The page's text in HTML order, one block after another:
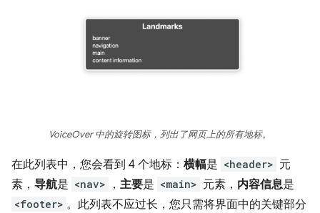
VoiceOver 中的旋转图标，列出了网页上的所有地标。
在此列表中，您会看到 4 个地标： 横幅是 <header> 元
素， 导航是 <nav> ， 主要是 <main> 元素， 内容信息是
<footer> 。此列表不应过长，您只需将界面中的关键部分